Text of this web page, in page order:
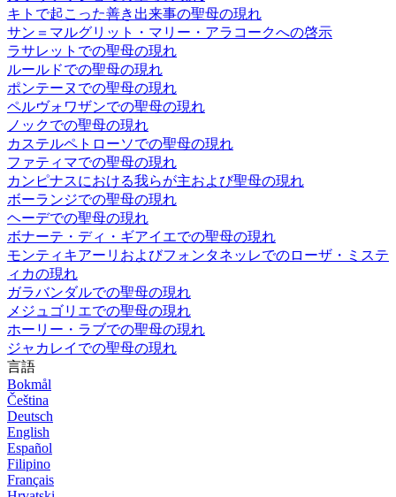
キトで起こった善き出来事の聖母の現れ
サン＝マルグリット・マリー・アラコークへの啓示
ラサレットでの聖母の現れ
ルールドでの聖母の現れ
ポンテーヌでの聖母の現れ
ペルヴォワザンでの聖母の現れ
ノックでの聖母の現れ
カステルペトローソでの聖母の現れ
ファティマでの聖母の現れ
カンピナスにおける我らが主および聖母の現れ
ボーランジでの聖母の現れ
ヘーデでの聖母の現れ
ボナーテ・ディ・ギアイエでの聖母の現れ
モンティキアーリおよびフォンタネッレでのローザ・ミステ
ィカの現れ
ガラバンダルでの聖母の現れ
メジュゴリエでの聖母の現れ
ホーリー・ラブでの聖母の現れ
ジャカレイでの聖母の現れ
言語
Bokmål
Čeština
Deutsch
English
Español
Filipino
Français